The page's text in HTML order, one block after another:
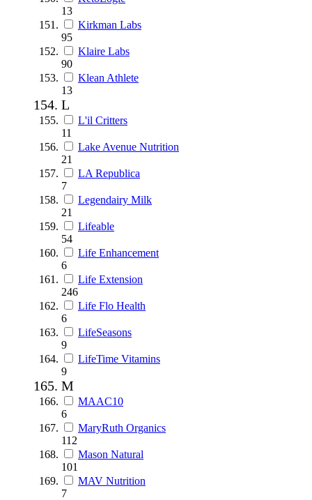
13
Kirkman Labs
95
Klaire Labs
90
Klean Athlete
13
L
L'il Critters
11
Lake Avenue Nutrition
21
LA Republica
7
Legendairy Milk
21
Lifeable
54
Life Enhancement
6
Life Extension
246
Life Flo Health
6
LifeSeasons
9
LifeTime Vitamins
9
M
MAAC10
6
MaryRuth Organics
112
Mason Natural
101
MAV Nutrition
7